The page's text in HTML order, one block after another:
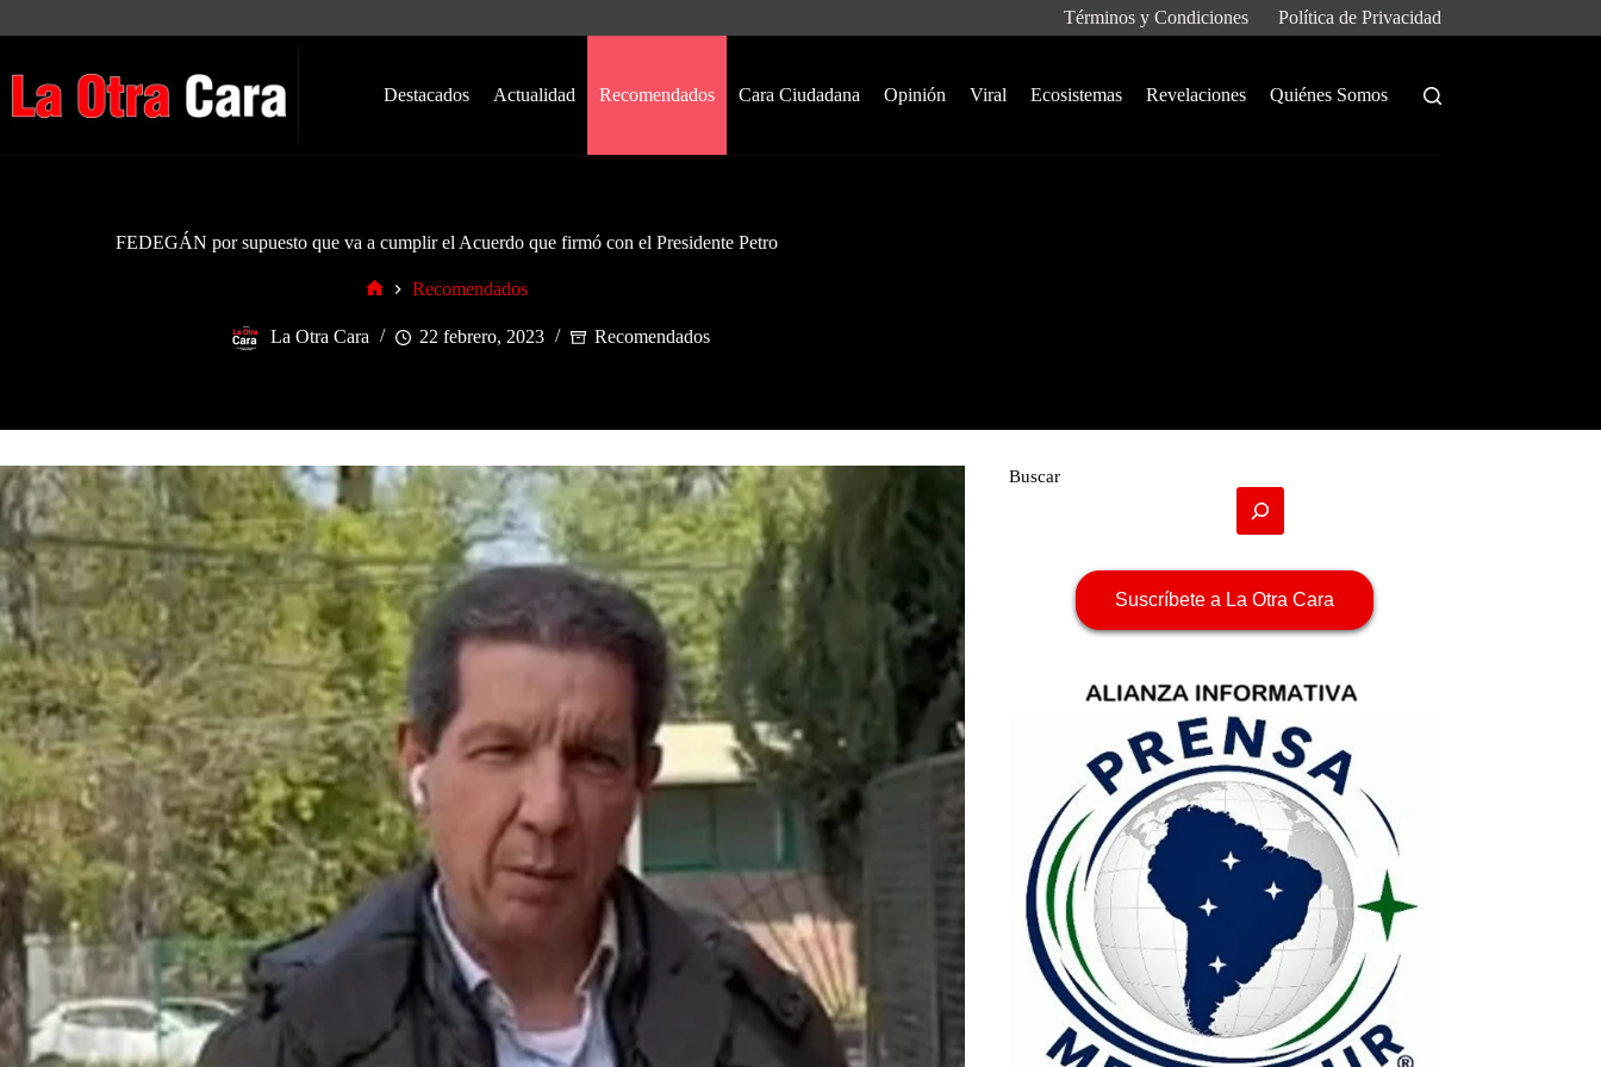
Términos y Condiciones Política de Privacidad
Destacados Actualidad Recomendados Cara Ciudadana Opinión Viral Ecosistemas Revelaciones Quiénes Somos
FEDEGÁN por supuesto que va a cumplir el Acuerdo que firmó con el Presidente Petro
Recomendados
La Otra Cara 22 febrero, 2023 Recomendados
Buscar
Suscríbete a La Otra Cara